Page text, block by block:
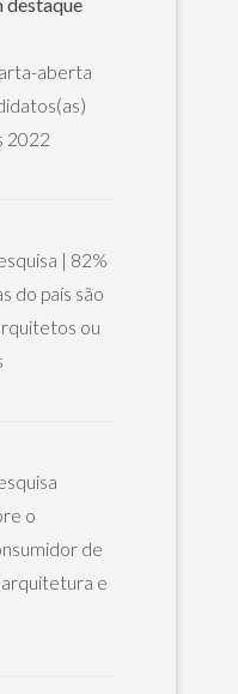
destaque
aberta
2022
| 82%
do país são
ou
o
de
e